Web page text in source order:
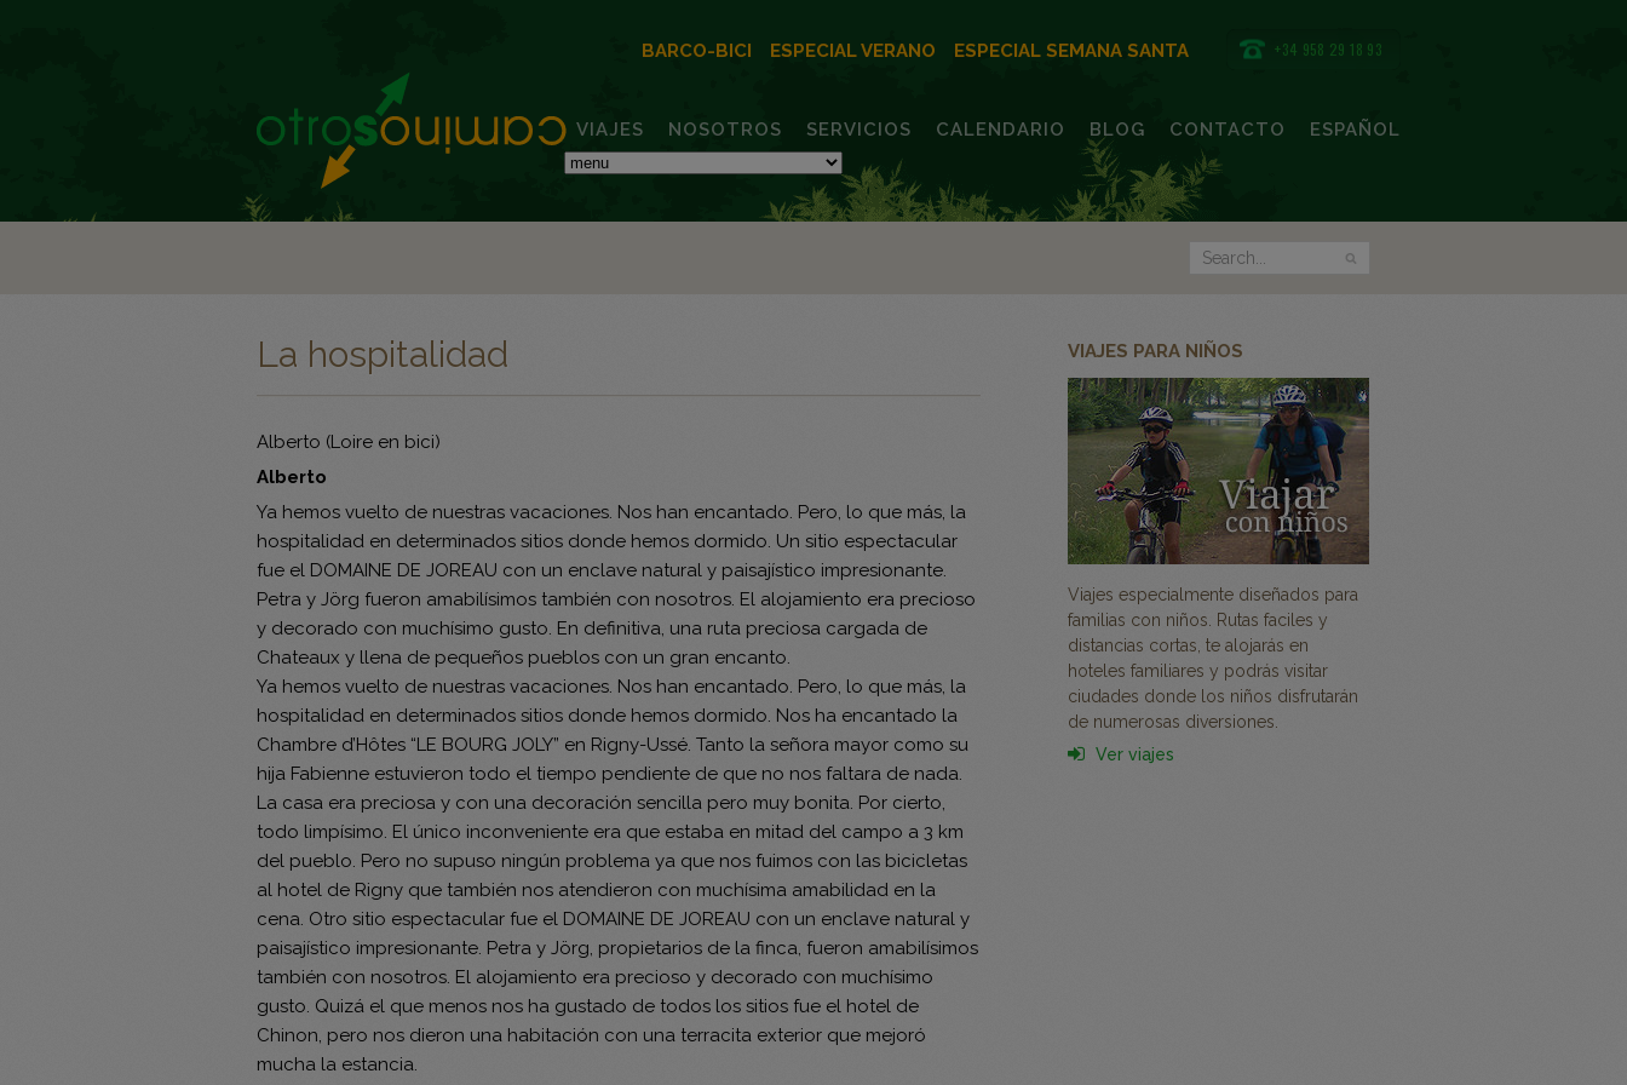
BARCO-BICI ESPECIAL VERANO ESPECIAL SEMANA SANTA +34 958 29 18 93
VIAJES NOSOTROS SERVICIOS CALENDARIO BLOG CONTACTO ESPAÑOL
La hospitalidad
Alberto (Loire en bici)
Alberto
Ya hemos vuelto de nuestras vacaciones. Nos han encantado. Pero, lo que más, la
hospitalidad en determinados sitios donde hemos dormido. Un sitio espectacular
fue el DOMAINE DE JOREAU con un enclave natural y paisajístico impresionante.
Petra y Jörg fueron amabilísimos también con nosotros. El alojamiento era precioso
y decorado con muchísimo gusto. En definitiva, una ruta preciosa cargada de
Chateaux y llena de pequeños pueblos con un gran encanto.
Ya hemos vuelto de nuestras vacaciones. Nos han encantado. Pero, lo que más, la
hospitalidad en determinados sitios donde hemos dormido. Nos ha encantado la
Chambre d’Hôtes “LE BOURG JOLY” en Rigny-Ussé. Tanto la señora mayor como su
hija Fabienne estuvieron todo el tiempo pendiente de que no nos faltara de nada.
La casa era preciosa y con una decoración sencilla pero muy bonita. Por cierto,
todo limpísimo. El único inconveniente era que estaba en mitad del campo a 3 km
del pueblo. Pero no supuso ningún problema ya que nos fuimos con las bicicletas
al hotel de Rigny que también nos atendieron con muchísima amabilidad en la
cena. Otro sitio espectacular fue el DOMAINE DE JOREAU con un enclave natural y
paisajístico impresionante. Petra y Jörg, propietarios de la finca, fueron amabilísimos
también con nosotros. El alojamiento era precioso y decorado con muchísimo
gusto. Quizá el que menos nos ha gustado de todos los sitios fue el hotel de
Chinon, pero nos dieron una habitación con una terracita exterior que mejoró
mucha la estancia.
VIAJES PARA NIÑOS
Viajes especialmente diseñados para
familias con niños. Rutas faciles y
distancias cortas, te alojarás en
hoteles familiares y podrás visitar
ciudades donde los niños disfrutarán
de numerosas diversiones.
Ver viajes